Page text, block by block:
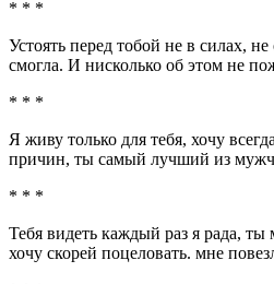
* * *
Устоять перед тобой не в силах,
смогла. И нисколько об этом не
* * *
Я живу только для тебя, хочу
причин, ты самый лучший из
* * *
Тебя видеть каждый раз я рада,
хочу скорей поцеловать. мне